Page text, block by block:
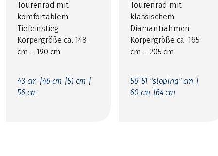
Tourenrad mit
komfortablem
Tiefeinstieg
Körpergröße ca. 148
cm – 190 cm
43 cm |46 cm |51 cm |
56 cm
Tourenrad mit
klassischem
Diamantrahmen
Körpergröße ca. 165
cm – 205 cm
56-51 "sloping" cm |
60 cm |64 cm